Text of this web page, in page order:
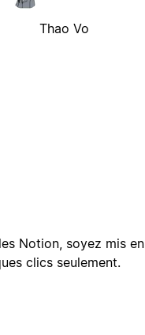
Thao Vo
Notion, soyez mis en
clics seulement.